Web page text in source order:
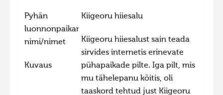
Liikkuvat kuvat 2021
Hiite kuvavõistlus 2020
Liikkuvat kuvat 2020
Hiite kuvavõistlus 2019
Pyhän
luonnonpaikan
nimi/nimet
Kiigeoru hiiesalu
Kuvaus
Kiigeoru hiiesalust sain teada
sirvides internetis erinevate
pühapaikade pilte. Iga pilt, mis
mu tähelepanu köitis, oli
taaskord tehtud just Kiigeoru